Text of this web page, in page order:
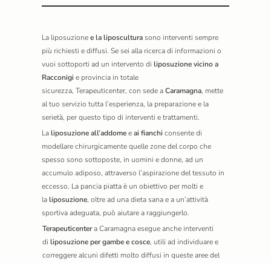
La liposuzionee la liposculturasono interventi sempre
più richiesti e diffusi. Se sei alla ricerca di informazioni o
vuoi sottoporti ad un intervento di liposuzione vicino a
Racconigie provincia in totale
sicurezza,Terapeuticenter, con sede aCaramagna, mette
al tuo servizio tutta l’esperienza, la preparazione e la
serietà, per questo tipo di interventi e trattamenti.
Laliposuzione all’addomeeai fianchiconsente di
modellare chirurgicamente quelle zone del corpo che
spesso sono sottoposte, in uomini e donne, ad un
accumulo adiposo, attraverso l’aspirazione del tessuto in
eccesso. La pancia piatta è un obiettivo per molti e
laliposuzione, oltre ad una dieta sana e a un’attività
sportiva adeguata, può aiutare a raggiungerlo.
Terapeuticentera Caramagnaesegue anche interventi
di liposuzione per gambe e cosce, utili ad individuare e
correggere alcuni difetti molto diffusi in queste aree del